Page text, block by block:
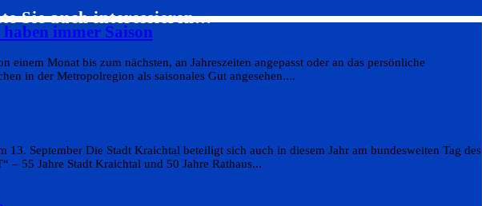
Sie auch interessieren…
immer Saison
Monat bis zum nächsten, an Jahreszeiten angepasst oder an das persönliche
in der Metropolregion als saisonales Gut angesehen....
September Die Stadt Kraichtal beteiligt sich auch in diesem Jahr am bundesweiten Tag des
55 Jahre Stadt Kraichtal und 50 Jahre Rathaus...